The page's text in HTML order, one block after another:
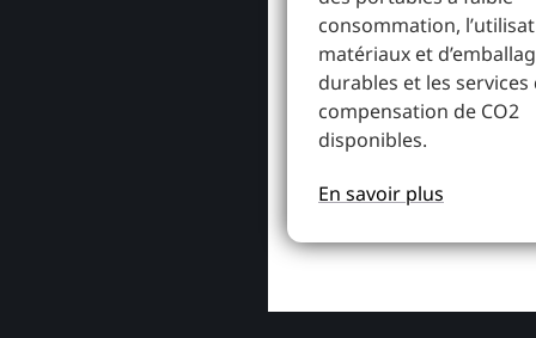
consommation,
matériaux et
durables et les services
compensation de CO2
disponibles.
En savoir plus